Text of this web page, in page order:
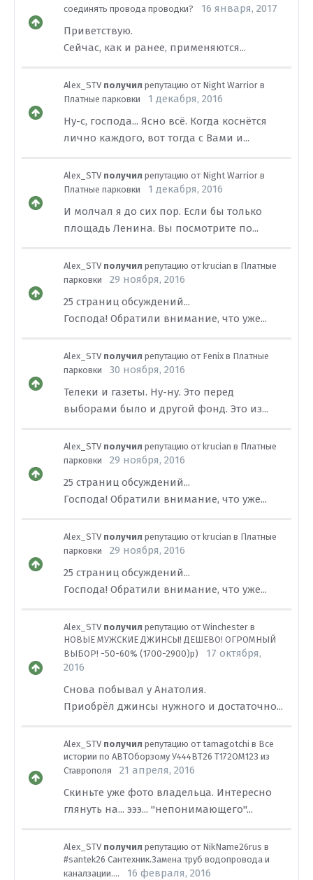
соединять провода проводки?
16 января, 2017
Приветствую.
Сейчас, как и ранее, применяются...
Alex_STV получил репутацию от Night Warrior в
Платные парковки
1 декабря, 2016
Ну-с, господа... Ясно всё. Когда коснётся
лично каждого, вот тогда с Вами и...
Alex_STV получил репутацию от Night Warrior в
Платные парковки
1 декабря, 2016
И молчал я до сих пор. Если бы только
площадь Ленина. Вы посмотрите по...
Alex_STV получил репутацию от krucian в Платные
парковки
29 ноября, 2016
25 страниц обсуждений...
Господа! Обратили внимание, что уже...
Alex_STV получил репутацию от Fenix в Платные
парковки
30 ноября, 2016
Телеки и газеты. Ну-ну. Это перед
выборами было и другой фонд. Это из...
Alex_STV получил репутацию от krucian в Платные
парковки
29 ноября, 2016
25 страниц обсуждений...
Господа! Обратили внимание, что уже...
Alex_STV получил репутацию от krucian в Платные
парковки
29 ноября, 2016
25 страниц обсуждений...
Господа! Обратили внимание, что уже...
Alex_STV получил репутацию отWinchester в
НОВЫЕ МУЖСКИЕ ДЖИНСЫ! ДЕШЕВО! ОГРОМНЫЙ
ВЫБОР! -50-60% (1700-2900)р)
17 октября,
2016
Снова побывал у Анатолия.
Приобрёл джинсы нужного и достаточно...
Alex_STV получил репутацию отtamagotchi в Все
истории по АВТОборзому У444ВТ26 Т172ОМ123 из
Ставрополя
21 апреля, 2016
Скиньте уже фото владельца. Интересно
глянуть на... эээ... "непонимающего"...
Alex_STV получил репутацию от NikName26rus в
#santek26 Сантехник.Замена труб водопровода и
каналзации....
16 февраля, 2016